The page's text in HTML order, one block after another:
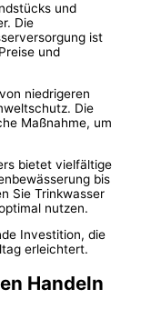
und
Die
ist
und
niedrigeren
Die
Maßnahme, um
bietet vielfältige
bis
Sie Trinkwasser
nutzen.
Investition, die
erleichtert.
Handeln